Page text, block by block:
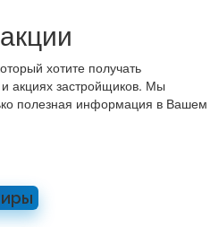
хотите получать
акциях застройщиков. Мы
полезная информация в Вашем